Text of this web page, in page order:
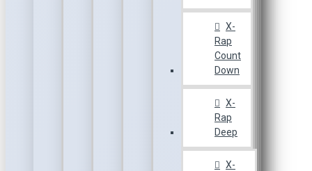
X-
Rap
Count
Down
X-
Rap
Deep
X-